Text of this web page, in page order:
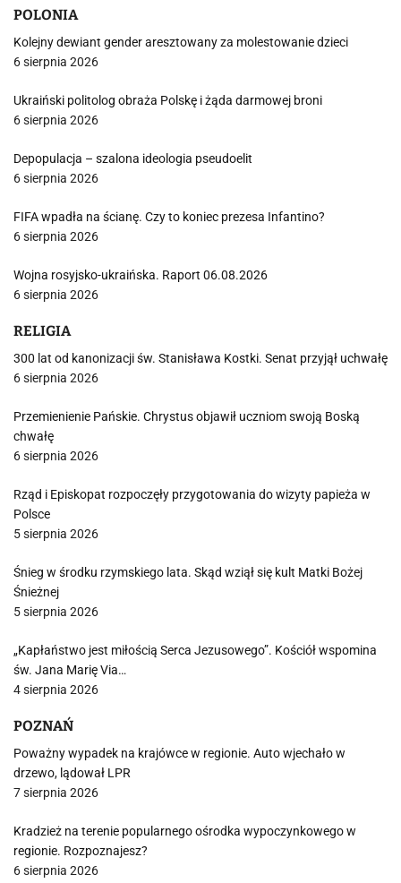
POLONIA
Kolejny dewiant gender aresztowany za molestowanie dzieci
6 sierpnia 2026
Ukraiński politolog obraża Polskę i żąda darmowej broni
6 sierpnia 2026
Depopulacja – szalona ideologia pseudoelit
6 sierpnia 2026
FIFA wpadła na ścianę. Czy to koniec prezesa Infantino?
6 sierpnia 2026
Wojna rosyjsko-ukraińska. Raport 06.08.2026
6 sierpnia 2026
RELIGIA
300 lat od kanonizacji św. Stanisława Kostki. Senat przyjął uchwałę
6 sierpnia 2026
Przemienienie Pańskie. Chrystus objawił uczniom swoją Boską
chwałę
6 sierpnia 2026
Rząd i Episkopat rozpoczęły przygotowania do wizyty papieża w
Polsce
5 sierpnia 2026
Śnieg w środku rzymskiego lata. Skąd wziął się kult Matki Bożej
Śnieżnej
5 sierpnia 2026
„Kapłaństwo jest miłością Serca Jezusowego”. Kościół wspomina
św. Jana Marię Via…
4 sierpnia 2026
POZNAŃ
Poważny wypadek na krajówce w regionie. Auto wjechało w
drzewo, lądował LPR
7 sierpnia 2026
Kradzież na terenie popularnego ośrodka wypoczynkowego w
regionie. Rozpoznajesz?
6 sierpnia 2026